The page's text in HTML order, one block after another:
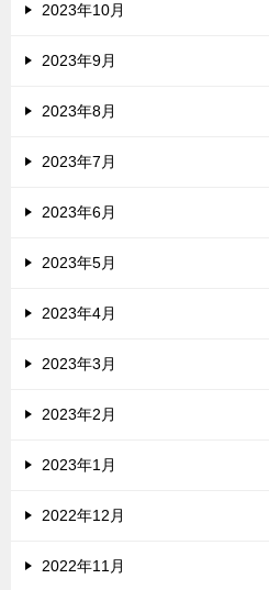
2023年10月
2023年9月
2023年8月
2023年7月
2023年6月
2023年5月
2023年4月
2023年3月
2023年2月
2023年1月
2022年12月
2022年11月